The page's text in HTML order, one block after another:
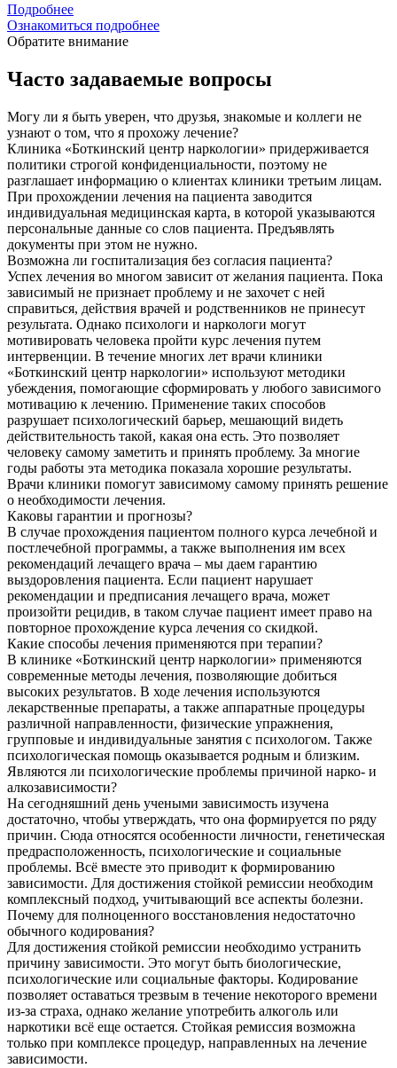
Подробнее
Ознакомиться подробнее
Обратите внимание
Часто задаваемые вопросы
Могу ли я быть уверен, что друзья, знакомые и коллеги не
узнают о том, что я прохожу лечение?
Клиника «Боткинский центр наркологии» придерживается
политики строгой конфиденциальности, поэтому не
разглашает информацию о клиентах клиники третьим лицам.
При прохождении лечения на пациента заводится
индивидуальная медицинская карта, в которой указываются
персональные данные со слов пациента. Предъявлять
документы при этом не нужно.
Возможна ли госпитализация без согласия пациента?
Успех лечения во многом зависит от желания пациента. Пока
зависимый не признает проблему и не захочет с ней
справиться, действия врачей и родственников не принесут
результата. Однако психологи и наркологи могут
мотивировать человека пройти курс лечения путем
интервенции. В течение многих лет врачи клиники
«Боткинский центр наркологии» используют методики
убеждения, помогающие сформировать у любого зависимого
мотивацию к лечению. Применение таких способов
разрушает психологический барьер, мешающий видеть
действительность такой, какая она есть. Это позволяет
человеку самому заметить и принять проблему. За многие
годы работы эта методика показала хорошие результаты.
Врачи клиники помогут зависимому самому принять решение
о необходимости лечения.
Каковы гарантии и прогнозы?
В случае прохождения пациентом полного курса лечебной и
постлечебной программы, а также выполнения им всех
рекомендаций лечащего врача – мы даем гарантию
выздоровления пациента. Если пациент нарушает
рекомендации и предписания лечащего врача, может
произойти рецидив, в таком случае пациент имеет право на
повторное прохождение курса лечения со скидкой.
Какие способы лечения применяются при терапии?
В клинике «Боткинский центр наркологии» применяются
современные методы лечения, позволяющие добиться
высоких результатов. В ходе лечения используются
лекарственные препараты, а также аппаратные процедуры
различной направленности, физические упражнения,
групповые и индивидуальные занятия с психологом. Также
психологическая помощь оказывается родным и близким.
Являются ли психологические проблемы причиной нарко- и
алкозависимости?
На сегодняшний день учеными зависимость изучена
достаточно, чтобы утверждать, что она формируется по ряду
причин. Сюда относятся особенности личности, генетическая
предрасположенность, психологические и социальные
проблемы. Всё вместе это приводит к формированию
зависимости. Для достижения стойкой ремиссии необходим
комплексный подход, учитывающий все аспекты болезни.
Почему для полноценного восстановления недостаточно
обычного кодирования?
Для достижения стойкой ремиссии необходимо устранить
причину зависимости. Это могут быть биологические,
психологические или социальные факторы. Кодирование
позволяет оставаться трезвым в течение некоторого времени
из-за страха, однако желание употребить алкоголь или
наркотики всё еще остается. Стойкая ремиссия возможна
только при комплексе процедур, направленных на лечение
зависимости.